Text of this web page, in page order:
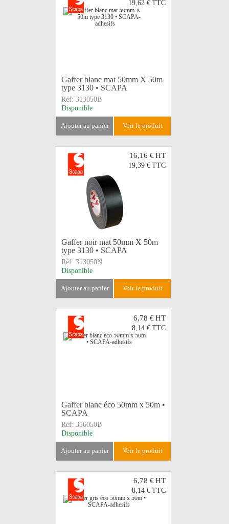
19,62 € TTC
Gaffer blanc mat 50mm X 50m
type 3130 • SCAPA
Réf: 313050B
Disponible
ajouter au panier voir le produit
16,16 €HT
19,39 € TTC
Gaffer noir mat 50mm X 50m
type 3130 • SCAPA
Réf: 313050N
Disponible
ajouter au panier voir le produit
6,78 €HT
8,14 € TTC
Gaffer blanc éco 50mm x 50m •
SCAPA
Réf: 316050B
Disponible
ajouter au panier voir le produit
6,78 €HT
8,14 € TTC